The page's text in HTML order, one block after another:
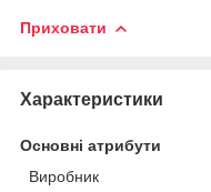
Приховати
Характеристики
Основні атрибути
Виробник